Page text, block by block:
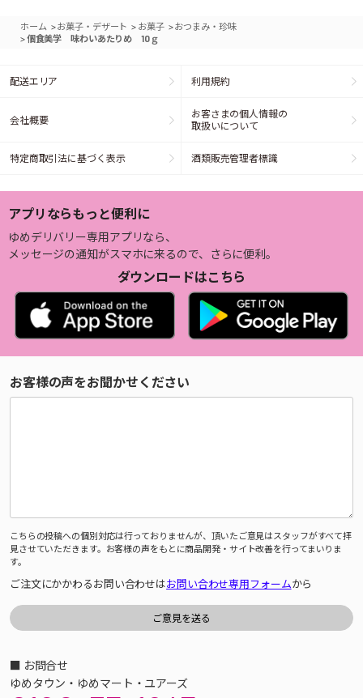
ホーム >お菓子・デザート > お菓子 >おつまみ・珍味
>個食美学 味わいあたりめ 10ｇ
配送エリア 利用規約
会社概要
お客さまの個人情報の
取扱いについて
特定商取引法に基づく表示 酒類販売管理者標識
アプリならもっと便利に
ゆめデリバリー専用アプリなら、
メッセージの通知がスマホに来るので、さらに便利。
ダウンロードはこちら
お客様の声をお聞かせください
こちらの投稿への個別対応は行っておりませんが、頂いたご意見はスタッフがすべて拝
見させていただきます。お客様の声をもとに商品開発・サイト改善を行ってまいりま
す。
ご注文にかかわるお問い合わせはお問い合わせ専用フォームから
■ お問合せ
ゆめタウン・ゆめマート・ユアーズ